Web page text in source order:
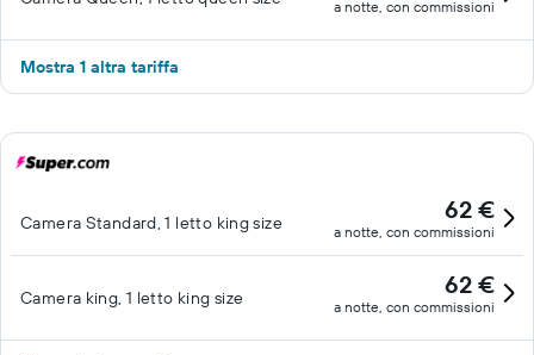
a notte, con commissioni
Mostra 1 altra tariffa
Camera Standard, 1 letto king size 62 €
a notte, con commissioni
Camera king, 1 letto king size 62 €
a notte, con commissioni